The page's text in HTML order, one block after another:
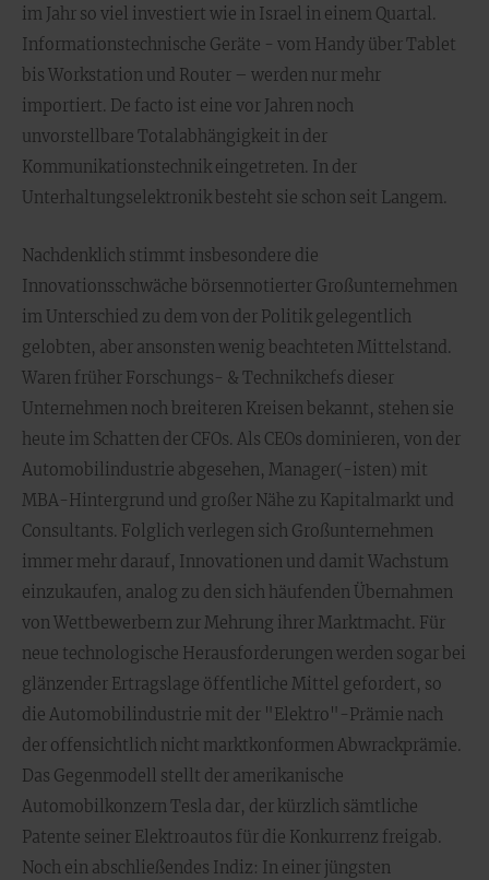
im Jahr so viel investiert wie in Israel in einem Quartal.
Informationstechnische Geräte - vom Handy über Tablet
bis Workstation und Router – werden nur mehr
importiert. De facto ist eine vor Jahren noch
unvorstellbare Totalabhängigkeit in der
Kommunikationstechnik eingetreten. In der
Unterhaltungselektronik besteht sie schon seit Langem.
Nachdenklich stimmt insbesondere die
Innovationsschwäche börsennotierter Großunternehmen
im Unterschied zu dem von der Politik gelegentlich
gelobten, aber ansonsten wenig beachteten Mittelstand.
Waren früher Forschungs- & Technikchefs dieser
Unternehmen noch breiteren Kreisen bekannt, stehen sie
heute im Schatten der CFOs. Als CEOs dominieren, von der
Automobilindustrie abgesehen, Manager(-isten) mit
MBA-Hintergrund und großer Nähe zu Kapitalmarkt und
Consultants. Folglich verlegen sich Großunternehmen
immer mehr darauf, Innovationen und damit Wachstum
einzukaufen, analog zu den sich häufenden Übernahmen
von Wettbewerbern zur Mehrung ihrer Marktmacht. Für
neue technologische Herausforderungen werden sogar bei
glänzender Ertragslage öffentliche Mittel gefordert, so
die Automobilindustrie mit der "Elektro"-Prämie nach
der offensichtlich nicht marktkonformen Abwrackprämie.
Das Gegenmodell stellt der amerikanische
Automobilkonzern Tesla dar, der kürzlich sämtliche
Patente seiner Elektroautos für die Konkurrenz freigab.
Noch ein abschließendes Indiz: In einer jüngsten